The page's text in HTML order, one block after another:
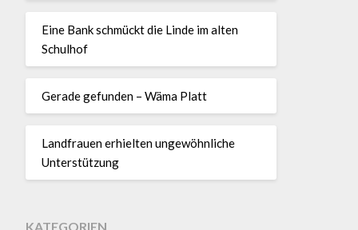
Eine Bank schmückt die Linde im alten
Schulhof
Gerade gefunden – Wäma Platt
Landfrauen erhielten ungewöhnliche
Unterstützung
KATEGORIEN